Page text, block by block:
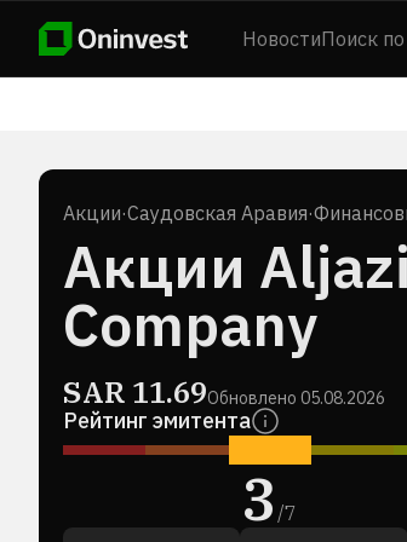
НовостиПоиск
Акции·Саудовская Аравия·
Акции
Company
SAR 11.69Обновлено 05.08.2026
Рейтинг эмитента
3/7